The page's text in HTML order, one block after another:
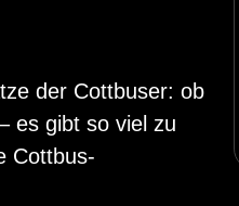
der Cottbuser: ob
es gibt so viel zu
Cottbus-